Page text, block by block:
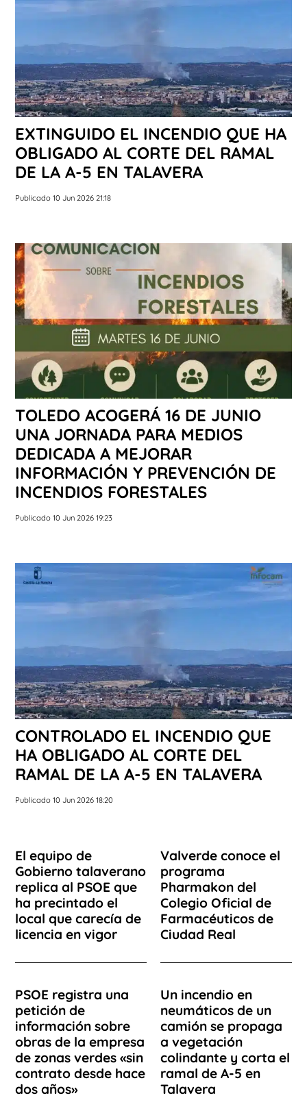
EXTINGUIDO EL INCENDIO QUE HA
OBLIGADO AL CORTE DEL RAMAL
DE LA A-5 EN TALAVERA
Publicado 10 Jun 2026 21:18
TOLEDO ACOGERÁ 16 DE JUNIO
UNA JORNADA PARA MEDIOS
DEDICADA A MEJORAR
INFORMACIÓN Y PREVENCIÓN DE
INCENDIOS FORESTALES
Publicado 10 Jun 2026 19:23
CONTROLADO EL INCENDIO QUE
HA OBLIGADO AL CORTE DEL
RAMAL DE LA A-5 EN TALAVERA
Publicado 10 Jun 2026 18:20
El equipo de
Gobierno talaverano
replica al PSOE que
ha precintado el
local que carecía de
licencia en vigor
Valverde conoce el
programa
Pharmakon del
Colegio Oficial de
Farmacéuticos de
Ciudad Real
PSOE registra una
petición de
información sobre
obras de la empresa
de zonas verdes «sin
contrato desde hace
dos años»
Un incendio en
neumáticos de un
camión se propaga
a vegetación
colindante y corta el
ramal de A-5 en
Talavera